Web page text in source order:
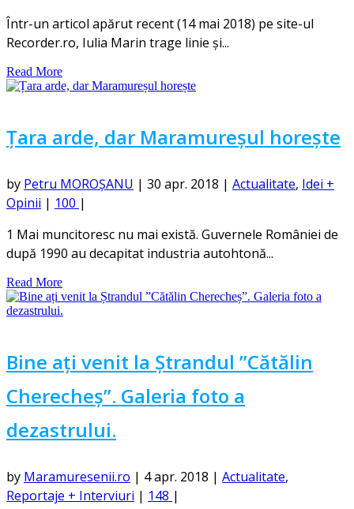
Într-un articol apărut recent (14 mai 2018) pe site-ul
Recorder.ro, Iulia Marin trage linie și...
Read More
Țara arde, dar Maramureșul horește
by Petru MOROȘANU | 30 apr. 2018 | Actualitate, Idei +
Opinii | 100 |
1 Mai muncitoresc nu mai există. Guvernele României de
după 1990 au decapitat industria autohtonă...
Read More
Bine ați venit la Ștrandul ”Cătălin
Cherecheș”. Galeria foto a
dezastrului.
by Maramuresenii.ro | 4 apr. 2018 | Actualitate,
Reportaje + Interviuri | 148 |